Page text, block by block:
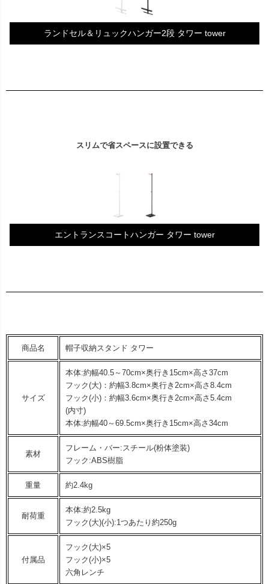
ランドセル＆リュックハンガー2段 タワー tower
スリムで省スペースに設置できる
エントランスコートハンガー タワー tower
商品名 帽子収納スタンド タワー
サイズ
本体:約幅40.5～70cm×奥行き15cm×高さ37cm
フック(大)：約幅3.8cm×奥行き2cm×高さ8.4cm
フック(小)：約幅3.6cm×奥行き2cm×高さ5.4cm
(内寸)
本体:約幅40～69.5cm×奥行き15cm×高さ34cm
素材
フレーム・バー:スチール(粉体塗装)
フック:ABS樹脂
重量 約2.4kg
耐荷重
本体:約2.5kg
フック(大)(小):1つあたり約250g
付属品
フック(大)×5
フック(小)×5
六角レンチ